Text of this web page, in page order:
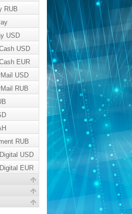
RUB
USD
USD
EUR
USD
RUB
RUB
USD
EUR